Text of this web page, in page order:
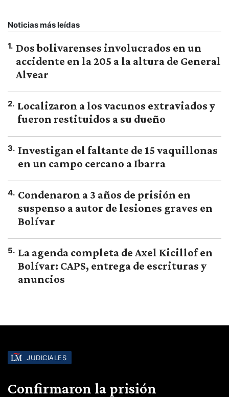
Noticias más leídas
1. Dos bolivarenses involucrados en un
accidente en la 205 a la altura de General
Alvear
2. Localizaron a los vacunos extraviados y
fueron restituidos a su dueño
3. Investigan el faltante de 15 vaquillonas
en un campo cercano a Ibarra
4. Condenaron a 3 años de prisión en
suspenso a autor de lesiones graves en
Bolívar
5. La agenda completa de Axel Kicillof en
Bolívar: CAPS, entrega de escrituras y
anuncios
JUDICIALES
Confirmaron la prisión